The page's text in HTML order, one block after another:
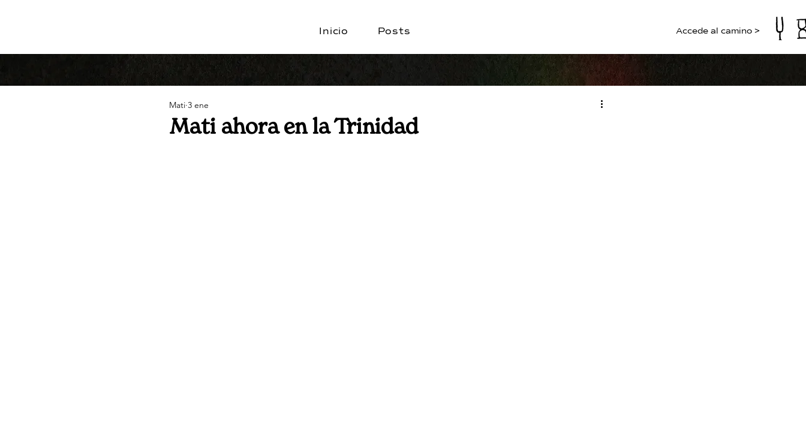
Inicio Posts Accede al camino >
Mati ahora en la Trinidad
Mati 3 ene